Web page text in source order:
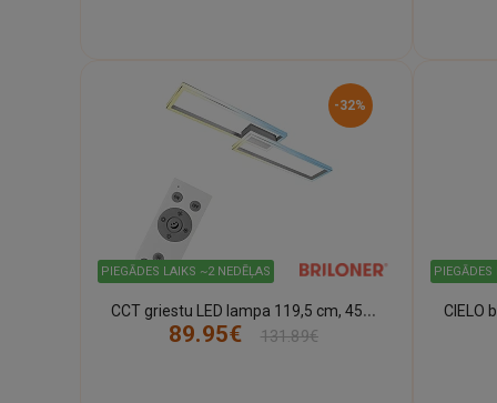
PIEGĀDES LAIKS ~2 NEDĒĻAS
-32%
C
CT griestu LED lampa 119,5 cm, 45W, max 5000 lm, alumīnijs/chroms (Briloner)
89.95€
131.89€